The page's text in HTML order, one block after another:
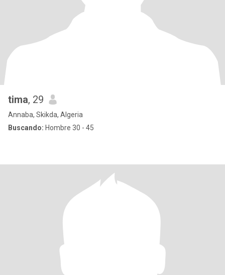
tima, 29
Annaba, Skikda, Algeria
Buscando: Hombre 30 - 45